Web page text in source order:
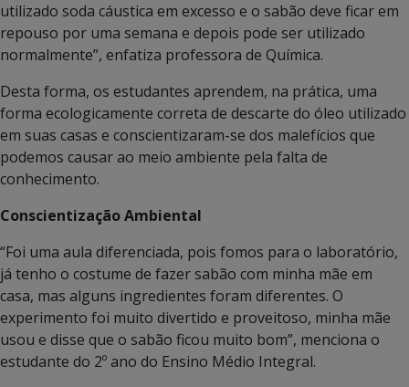
utilizado soda cáustica em excesso e o sabão deve ficar em
repouso por uma semana e depois pode ser utilizado
normalmente”, enfatiza professora de Química.
Desta forma, os estudantes aprendem, na prática, uma
forma ecologicamente correta de descarte do óleo utilizado
em suas casas e conscientizaram-se dos malefícios que
podemos causar ao meio ambiente pela falta de
conhecimento.
Conscientização Ambiental
“Foi uma aula diferenciada, pois fomos para o laboratório,
já tenho o costume de fazer sabão com minha mãe em
casa, mas alguns ingredientes foram diferentes. O
experimento foi muito divertido e proveitoso, minha mãe
usou e disse que o sabão ficou muito bom”, menciona o
estudante do 2º ano do Ensino Médio Integral.